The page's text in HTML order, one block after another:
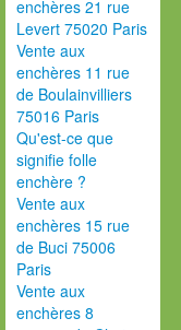
enchères 21 rue
Levert 75020 Paris
Vente aux
enchères 11 rue
de Boulainvilliers
75016 Paris
Qu'est-ce que
signifie folle
enchère ?
Vente aux
enchères 15 rue
de Buci 75006
Paris
Vente aux
enchères 8